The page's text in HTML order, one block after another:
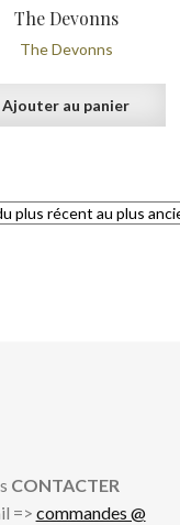
The Devonns
The Devonns
Ajouter au panier
CONTACTER
=> commandes @